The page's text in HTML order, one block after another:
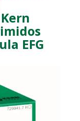
EFG